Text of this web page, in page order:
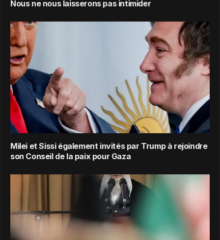
Nous ne nous laisserons pas intimider
Milei et Sissi également invités par Trump à rejoindre
son Conseil de la paix pour Gaza